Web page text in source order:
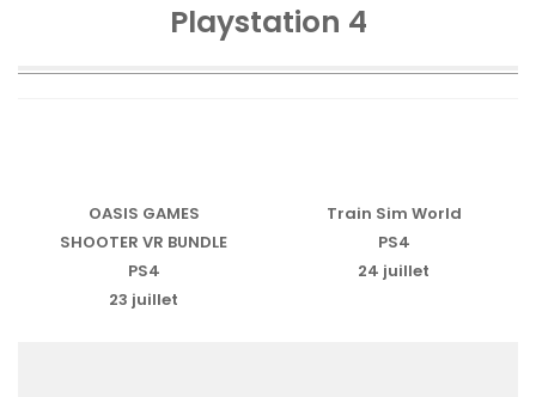
Playstation 4
OASIS GAMES
SHOOTER VR BUNDLE
PS4
23 juillet
Train Sim World
PS4
24 juillet